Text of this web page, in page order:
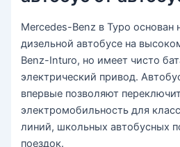
Mercedes-Benz в Туро основан
дизельной автобусе на
Benz-Inturo, но имеет чисто
электрический привод.
впервые позволяют
электромобильность для
линий, школьных автобусных
поездок.